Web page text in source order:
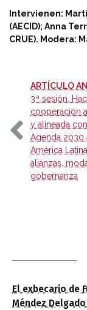
Intervienen:
(AECID); Anna
CRUE). Modera:
ARTÍCULO
3ª sesión.
cooperación
y alineada
Agenda 2030
América
alianzas,
gobernanza
El exbecario de
Méndez